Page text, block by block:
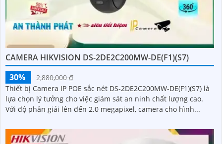
CAMERA HIKVISION DS-2DE2C200MW-DE(F1)(S7)
30%
2,880,000 ₫
Thiết bị Camera IP POE sắc nét DS-2DE2C200MW-DE(F1)(S7) là
lựa chọn lý tưởng cho việc giám sát an ninh chất lượng cao.
Với độ phân giải lên đến 2.0 megapixel, camera cho hình...